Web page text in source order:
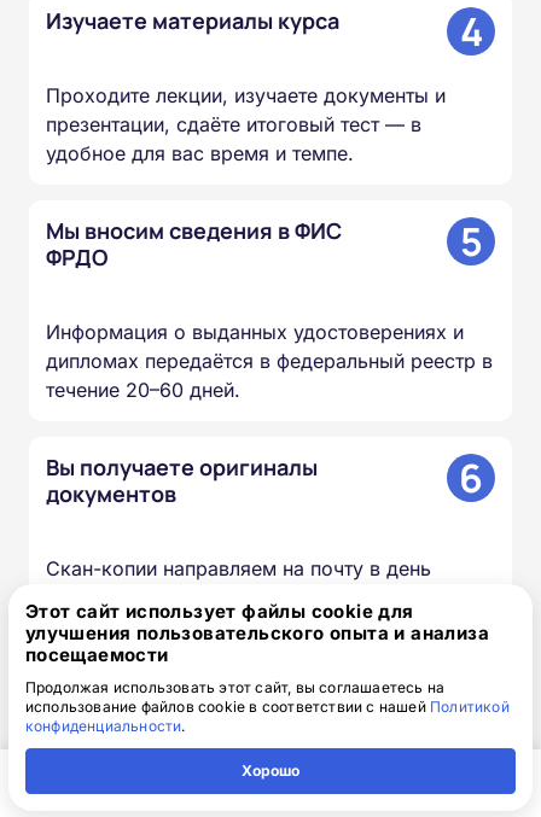
Изучаете материалы курса 4
Проходите лекции, изучаете документы и
презентации, сдаёте итоговый тест — в
удобное для вас время и темпе.
Мы вносим сведения в ФИС
ФРДО
5
Информация о выданных удостоверениях и
дипломах передаётся в федеральный реестр в
течение 20–60 дней.
Вы получаете оригиналы
документов
6
Скан-копии направляем на почту в день
Почтой России бесплатно.
Доступная интерактивная
платформа дистанционного
обучения
Этот сайт использует файлы cookie для
улучшения пользовательского опыта и анализа
посещаемости
Продолжая использовать этот сайт, вы соглашаетесь на
использование файлов cookie в соответствии с нашей Политикой
конфиденциальности.
Хорошо